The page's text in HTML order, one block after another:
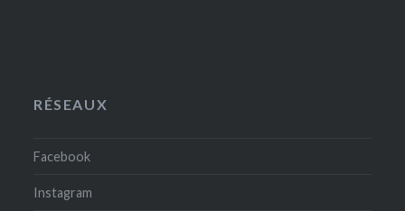
RÉSEAUX
Facebook
Instagram